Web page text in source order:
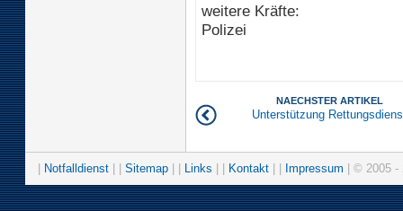
weitere Kräfte:
Polizei
NAECHSTER ARTIKEL
Unterstützung
Notfalldienst Sitemap Links Kontakt Impressum | © 2005 -